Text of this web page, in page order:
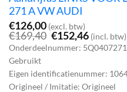
271 A VW AUDI
€126,00 (excl. btw)
€169,40 Oorspronkelijke
prijs
was:
€152,46Huidige
prijs
is:
(incl. btw)
Onderdeelnummer:
Gebruikt
Eigen identificatienummer:
Origineel / Imitatie: Origineel